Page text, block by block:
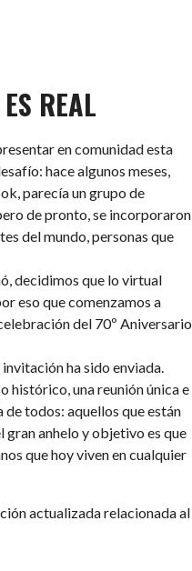
REAL
en comunidad esta
hace algunos meses,
parecía un grupo de
de pronto, se incorporaron
del mundo, personas que
decidimos que lo virtual
eso que comenzamos a
del 70º Aniversario
invitación ha sido enviada.
histórico, una reunión única e
de todos: aquellos que están
gran anhelo y objetivo es que
que hoy viven en cualquier
actualizada relacionada al